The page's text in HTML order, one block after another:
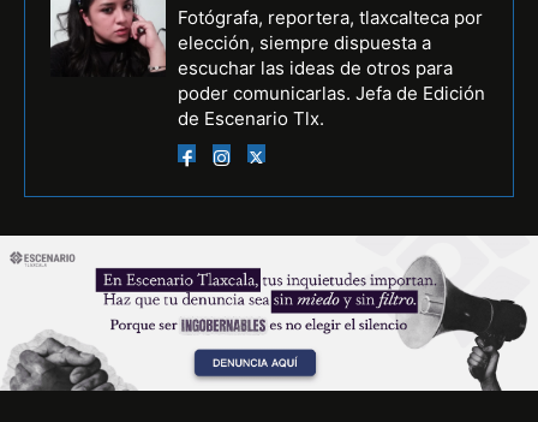
Fotógrafa, reportera, tlaxcalteca por
elección, siempre dispuesta a
escuchar las ideas de otros para
poder comunicarlas. Jefa de Edición
de Escenario Tlx.